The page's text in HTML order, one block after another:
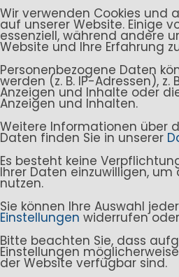
Wir verwenden Cookies und
auf unserer Website. Einige
essenziell, während andere
Website und Ihre Erfahrung
Personenbezogene Daten
werden (z. B. IP-Adressen), z.
Anzeigen und Inhalte oder
Anzeigen und Inhalten.
Weitere Informationen über
Daten finden Sie in unserer
Es besteht keine
Ihrer Daten einzuwilligen, um
nutzen.
Sie können Ihre Auswahl
Einstellungen widerrufen
Bitte beachten Sie, dass
Einstellungen
der Website verfügbar sind.